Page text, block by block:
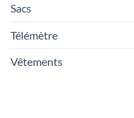
Sacs
Télémètre
Vêtements